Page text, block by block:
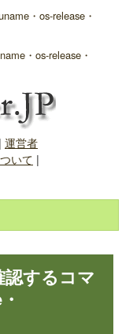
・os-release・
・os-release・
運営者
いて |
するコマ